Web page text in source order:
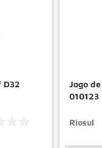
Jogo
010123
Riosul